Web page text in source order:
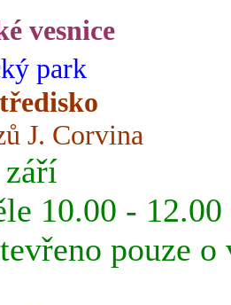
vesnice
park
J. Corvina
září
10.00 -
pouze o